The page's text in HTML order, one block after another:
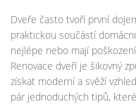
Dveře často tvoří první
praktickou součástí
nejlépe nebo mají
Renovace dveří je šikovný
získat moderní a svěží
pár jednoduchých tipů,